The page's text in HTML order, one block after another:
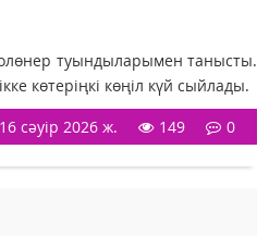
туындыларымен танысты.
көтеріңкі көңіл күй сыйлады.
16 сәуір 2026 ж. 149 0